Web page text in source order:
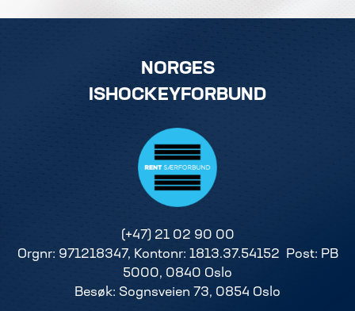
NORGES
ISHOCKEYFORBUND
(+47) 21 02 90 00
Orgnr: 971218347, Kontonr: 1813.37.54152 Post: PB
5000, 0840 Oslo
Besøk: Sognsveien 73, 0854 Oslo